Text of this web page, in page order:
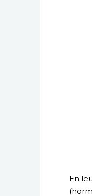
En